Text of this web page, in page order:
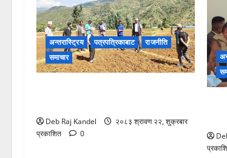
अन्तरास्ट्रिय पत्रपत्रिकाबाट
राजनीति
समाचार
Deb Raj Kandel
२०८३ श्रावण २२, शुक्रबार
प्रकाशित
0